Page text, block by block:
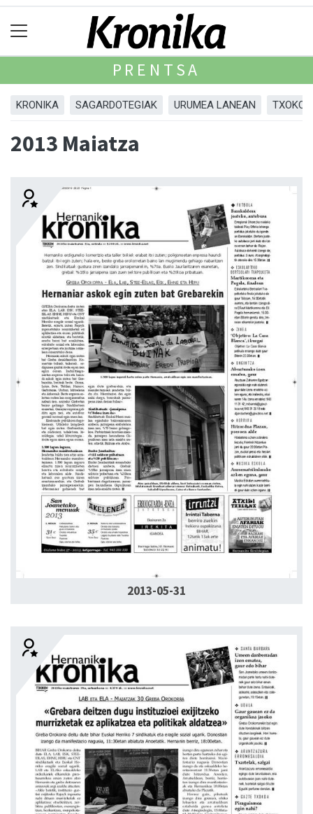
PRENTSA
KRONIKA SAGARDOTEGIAK URUMEA LANEAN
2013 Maiatza
2013-05-31